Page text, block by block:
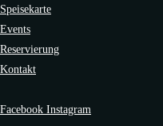
Speisekarte
Events
Reservierung
Kontakt
Facebook Instagram